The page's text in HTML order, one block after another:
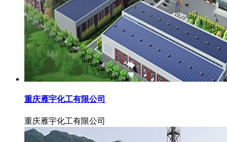
重庆雁宇化工有限公司
重庆雁宇化工有限公司